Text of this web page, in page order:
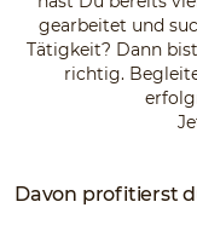
gearbeitet und
Tätigkeit? Dann
richtig.
Davon profitierst